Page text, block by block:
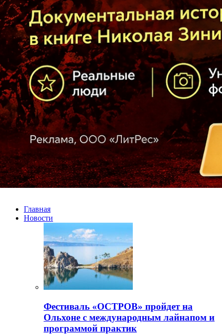
Главная
Новости
Фестиваль «ОСТРОВ» пройдет на
Ольхоне с международным лайнапом и
программой практик